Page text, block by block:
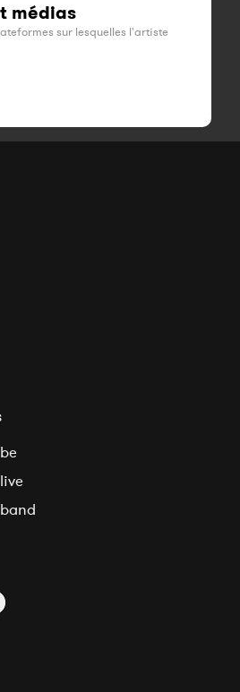
médias
sur lesquelles l'artiste